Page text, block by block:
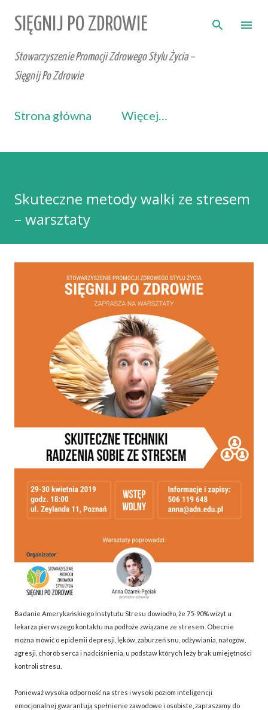
Przejdź do głównej zawartości
SIĘGNIJ PO ZDROWIE
Stowarzyszenie Promocji Zdrowego Stylu Życia –
Sięgnij Po Zdrowie
Strona główna Więcej…
Skuteczne metody walki ze stresem
– warsztaty
Badanie Amerykańskiego Instytutu Stresu dowiodło, że 75-90% wizyt u
lekarza pierwszego kontaktu ma podłoże związane ze stresem. Obecnie
można mówić o epidemii depresji, lęków, zaburzeń snu, odżywiania, nałogów,
agresji, chorób serca i nadciśnienia, u podstaw których leży brak umiejętności
kontroli stresu.
Ponieważ wysoka odporność na stres i wysoki poziom inteligencji
emocjonalnej gwarantują spełnienie zawodowe i osobiste, zapraszamy do